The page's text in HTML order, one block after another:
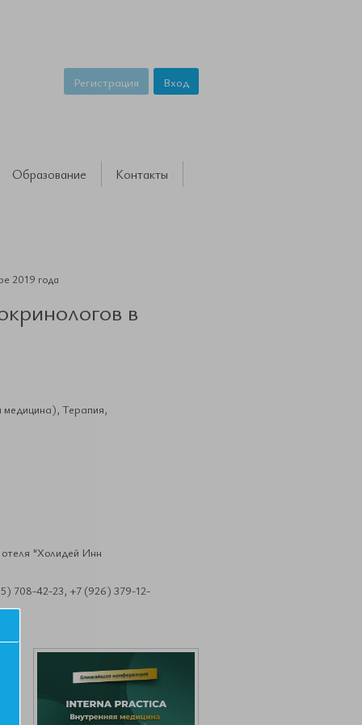
Регистрация Вход
Образование Контакты
2019 года
в
Терапия,
"Холидей Инн
708-42-23, +7 (926) 379-12-